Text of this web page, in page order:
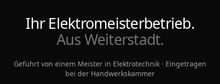
Ihr Elektromeisterbetrieb.
Aus Weiterstadt.
Geführt von einem Meister in Elektrotechnik · Eingetragen
bei der Handwerkskammer